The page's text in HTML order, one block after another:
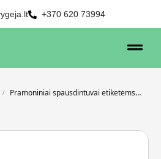
+370 620 73994
/ Pramoniniai spausdintuvai etiketėms